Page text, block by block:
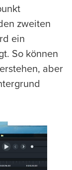
zweiten
ein
So können
aber